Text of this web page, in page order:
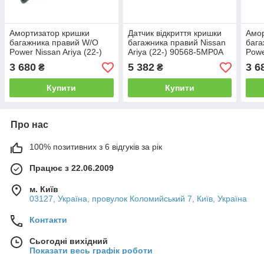
Амортизатор кришки
багажника правий W/O
Power Nissan Ariya (22-)
3 680 ₴
Купити
Датчик відкриття кришки
багажника правий Nissan
Ariya (22-) 90568-5MP0A
5 382₴
Купити
3
Про нас
100% позитивних з 6 відгуків за рік
Працює з 22.06.2009
м. Київ
03127, Україна, провулок Коломийський 7, Київ, Україна
Контакти
Сьогодні вихідний
Показати весь графік роботи